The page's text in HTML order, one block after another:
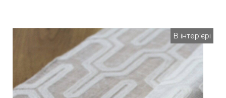
В інтер'єрі